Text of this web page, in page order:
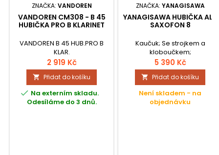
ZNAČKA: VANDOREN
VANDOREN CM308 - B 45
HUBIČKA PRO B KLARINET
VANDOREN B 45 HUB.PRO B
KLAR.
2 919 Kč
 Přidat do košíku
 Na externím skladu.
Odesíláme do 3 dnů.
ZNAČKA: YANAGISAWA
YANAGISAWA HUBIČKA ALT
SAXOFON 8
Kaučuk; Se strojkem a
kloboučkem;
5 390 Kč
 Přidat do košíku
Není skladem - na
objednávku